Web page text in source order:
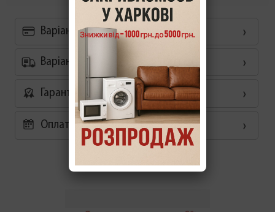
Варіанти оплати
Варіанти доставки
Гарантія
Оплата частинами 0%
Схожі товари